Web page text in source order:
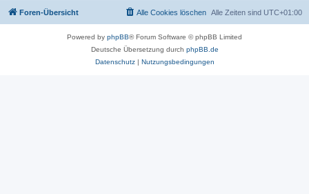
Foren-Übersicht Alle Zeiten sind UTC+01:00
Alle Cookies löschen
Powered by phpBB® Forum Software © phpBB Limited
Deutsche Übersetzung durch phpBB.de
Datenschutz| Nutzungsbedingungen